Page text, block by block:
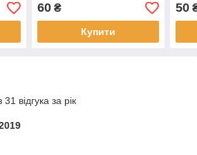
60₴
Купити
50
відгука за рік